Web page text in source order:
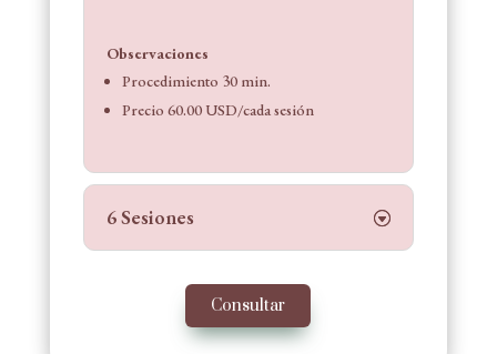
Observaciones
Procedimiento 30 min.
Precio 60.00 USD/cada sesión
6 Sesiones
Consultar